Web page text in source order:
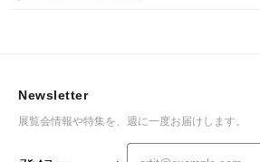
Newsletter
展覧会情報や特集を、週に一度お届けします。